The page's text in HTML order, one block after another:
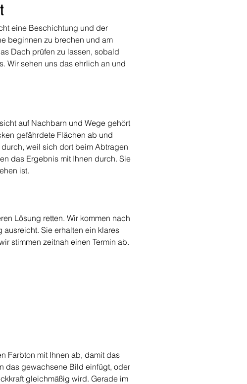
eine Beschichtung und der
beginnen zu brechen und am
Dach prüfen zu lassen, sobald
Wir sehen uns das ehrlich an und
auf Nachbarn und Wege gehört
gefährdete Flächen ab und
weil sich dort beim Abtragen
das Ergebnis mit Ihnen durch. Sie
ist.
Lösung retten. Wir kommen nach
Sie erhalten ein klares
stimmen zeitnah einen Termin ab.
Farbton mit Ihnen ab, damit das
das gewachsene Bild einfügt, oder
gleichmäßig wird. Gerade im